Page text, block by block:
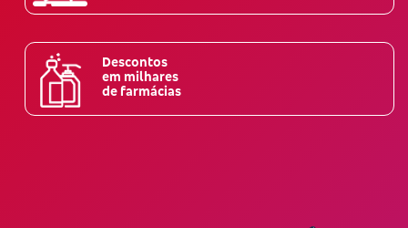
Descontos
em milhares
de farmácias